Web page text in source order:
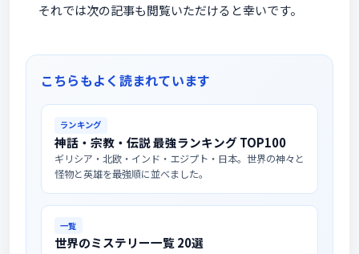
それでは次の記事も閲覧いただけると幸いです。
こちらもよく読まれています
ランキング
神話・宗教・伝説 最強ランキング TOP100
ギリシア・北欧・インド・エジプト・日本。世界の神々と
怪物と英雄を最強順に並べました。
一覧
世界のミステリー一覧 20選